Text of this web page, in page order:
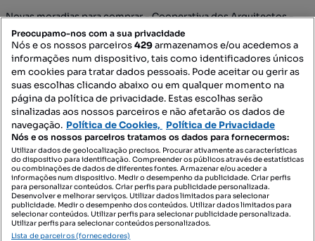
Novas moradias para comprar - Cooperativa dos Arquitectos -
Fonte da Moura - Pedra Verde
Empreendimentos para comprar - Cooperativa dos Arquitectos -
Fonte da Moura - Pedra Verde
Novas espaços comerciais para comprar - Cooperativa dos
Arquitectos - Fonte da Moura - Pedra Verde
Novas armazéns para comprar - Cooperativa dos Arquitectos -
Fonte da Moura - Pedra Verde
Novas garagens para comprar - Cooperativa dos Arquitectos -
Fonte da Moura - Pedra Verde
Pesquisas relacionadas
Preocupamo-nos com a sua privacidade
Nós e os nossos parceiros429armazenamos e/ou acedemos a
informações num dispositivo, tais como identificadores únicos
em cookies para tratar dados pessoais. Pode aceitar ou gerir as
suas escolhas clicando abaixo ou em qualquer momento na
página da política de privacidade. Estas escolhas serão
sinalizadas aos nossos parceiros e não afetarão os dados de
navegação. Política de Cookies, Política de Privacidade
Nós e os nossos parceiros tratamos os dados para fornecermos:
Utilizar dados de geolocalização precisos. Procurar ativamente as características
do dispositivo para identificação. Compreender os públicos através de estatísticas
ou combinações de dados de diferentes fontes. Armazenar e/ou aceder a
informações num dispositivo. Medir o desempenho da publicidade. Criar perfis
para personalizar conteúdos. Criar perfis para publicidade personalizada.
Desenvolver e melhorar serviços. Utilizar dados limitados para selecionar
publicidade. Medir o desempenho dos conteúdos. Utilizar dados limitados para
selecionar conteúdos. Utilizar perfis para selecionar publicidade personalizada.
Utilizar perfis para selecionar conteúdos personalizados.
Lista de parceiros (fornecedores)